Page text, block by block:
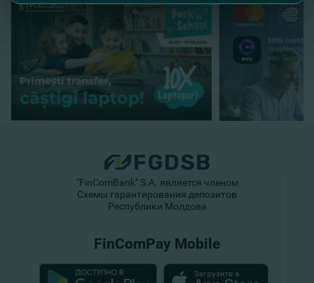
"FinComBank" S.A. является членом
Схемы гарантирования депозитов
Республики Молдова
FinComPay Mobile